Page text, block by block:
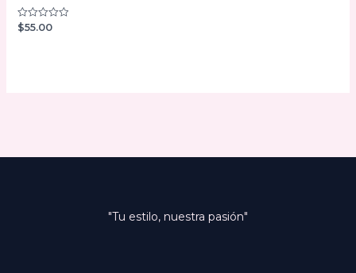
Valorado
con
$55.00
"Tu estilo, nuestra pasión"